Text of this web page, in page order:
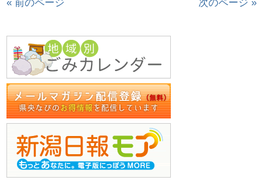
« 前のページ 次のページ »